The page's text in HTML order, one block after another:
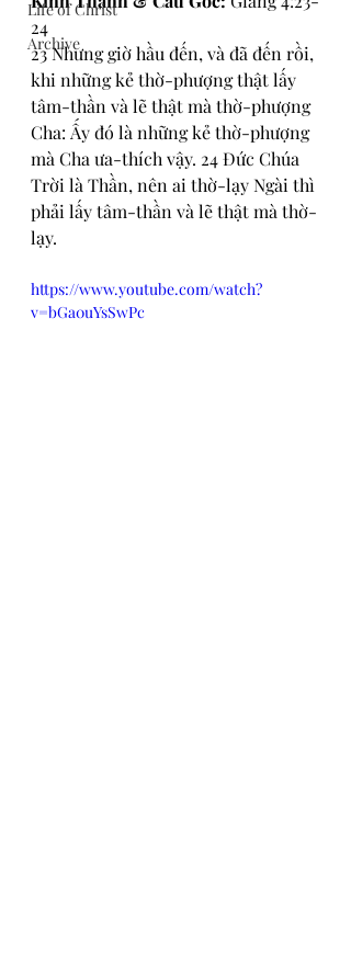
Life of Christ
Archive
24
23 Nhưng giờ hầu đến, và đã đến rồi,
khi những kẻ thờ-phượng thật lấy
tâm-thần và lẽ thật mà thờ-phượng
Cha: Ấy đó là những kẻ thờ-phượng
mà Cha ưa-thích vậy. 24 Đức Chúa
Trời là Thần, nên ai thờ-lạy Ngài thì
phải lấy tâm-thần và lẽ thật mà thờ-
lạy.
https://www.youtube.com/watch?
v=bGa0uYsSwPc